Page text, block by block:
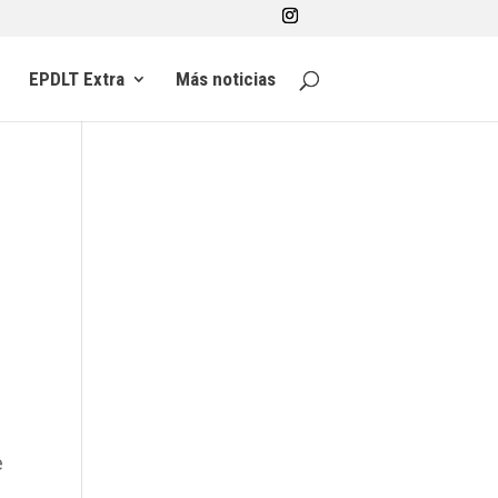
EPDLT Extra Más noticias